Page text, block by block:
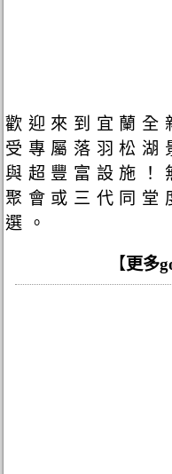
歡迎來到宜蘭全
受專屬落羽松湖
與超豐富設施！
聚會或三代同堂
選。
【 更多